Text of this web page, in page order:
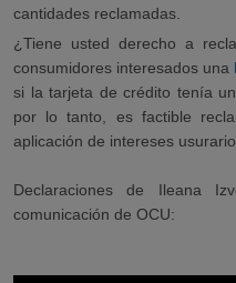
cantidades reclamadas.
¿Tiene usted derecho a
consumidores interesados una
si la tarjeta de crédito tenía
por lo tanto, es factible
aplicación de intereses
Declaraciones de Ileana
comunicación de OCU: